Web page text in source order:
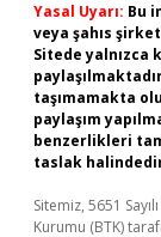
Yasal Uyarı: Bu
veya şahıs
Sitede yalnızca
taşımamakta
paylaşım
benzerlikleri
taslak
Sitemiz, 5651
Kurumu (BTK)